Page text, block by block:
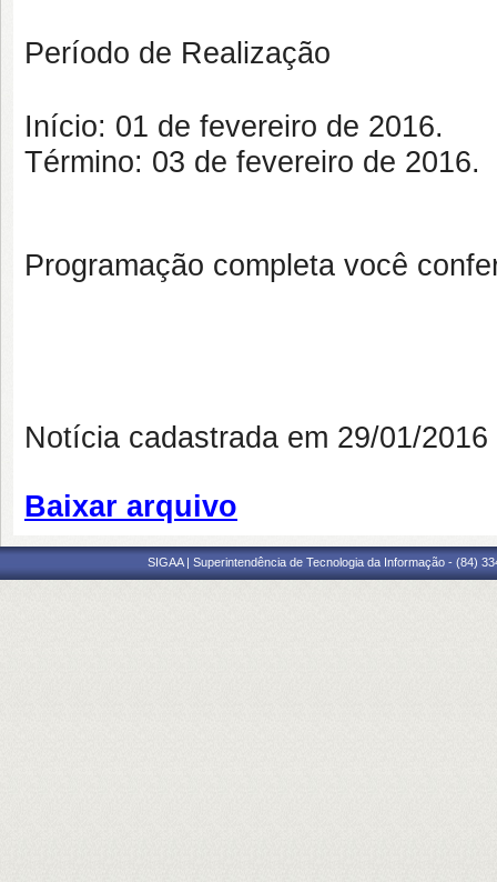
Período de Realização
Início: 01 de fevereiro de 2016.
Término: 03 de fevereiro de 2016.
Programação completa você
Notícia cadastrada em 29/01/
Baixar arquivo
SIGAA | Superintendência de Tecnologia da Informação - (84)